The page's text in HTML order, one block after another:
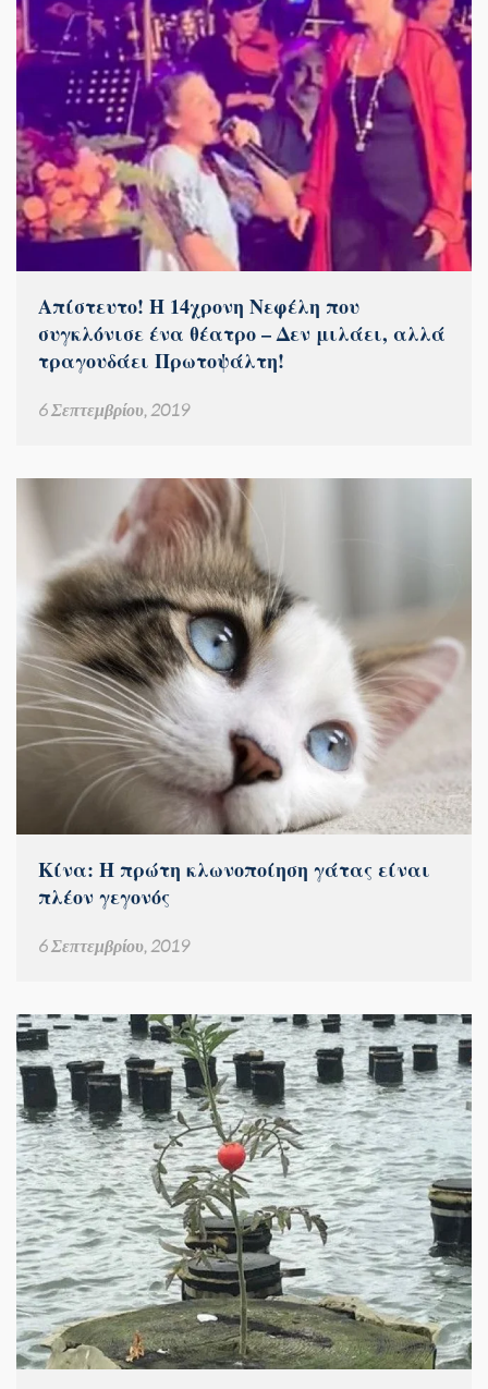
Απίστευτο! Η 14χρονη Νεφέλη που
συγκλόνισε ένα θέατρο – Δεν μιλάει, αλλά
τραγουδάει Πρωτοψάλτη!
6 Σεπτεμβρίου, 2019
Κίνα: Η πρώτη κλωνοποίηση γάτας είναι
πλέον γεγονός
6 Σεπτεμβρίου, 2019